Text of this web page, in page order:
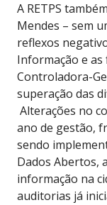
A RETPS
Mendes – sem
reflexos
Informação e
Controladora-
superação das
Alterações no
ano de gestão,
sendo
Dados Abertos,
informação na
auditorias já